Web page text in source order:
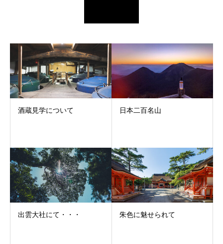
酒蔵見学について 日本二百名山
出雲大社にて・・・ 朱色に魅せられて